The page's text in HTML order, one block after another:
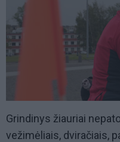
Grindinys žiauriai
vežimėliais, dviračiais,